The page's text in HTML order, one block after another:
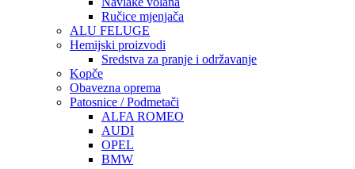
Ručice mjenjača
ALU FELUGE
Hemijski proizvodi
Sredstva za pranje i održavanje
Kopče
Obavezna oprema
Patosnice / Podmetači
ALFA ROMEO
AUDI
OPEL
BMW